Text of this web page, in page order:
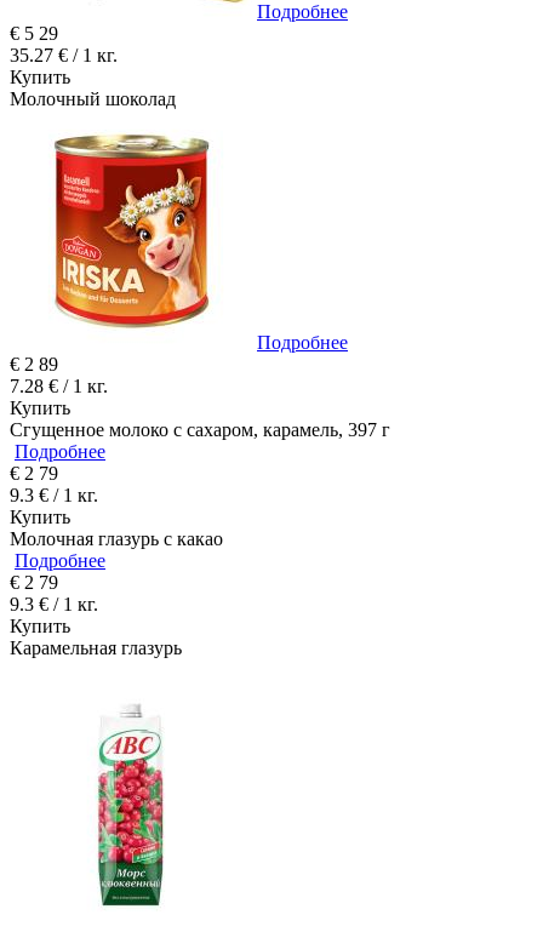
Подробнее
€ 5 29
35.27 € / 1 кг.
Купить
Молочный шоколад
Подробнее
€ 2 89
7.28 € / 1 кг.
Купить
Сгущенное молоко с сахаром, карамель, 397 г
Подробнее
€ 2 79
9.3 € / 1 кг.
Купить
Молочная глазурь с какао
Подробнее
€ 2 79
9.3 € / 1 кг.
Купить
Карамельная глазурь